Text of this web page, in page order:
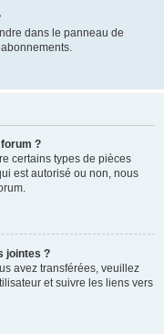
dans le panneau de
?
certains types de pièces
est autorisé ou non, nous
jointes ?
avez transférées, veuillez
et suivre les liens vers